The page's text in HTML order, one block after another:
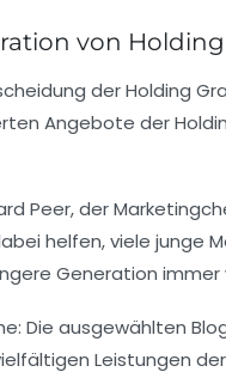
von
der Holding
Angebote der
Peer, der
helfen, viele junge
Generation immer
Die ausgewählten
Leistungen